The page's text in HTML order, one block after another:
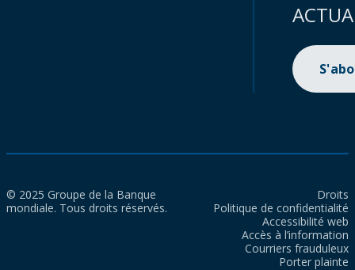
© 2025 Groupe de la Banque
mondiale. Tous droits réservés.
Droits
Politique de confidentialité
Accessibilité web
Accès à l’information
Courriers frauduleux
Porter plainte